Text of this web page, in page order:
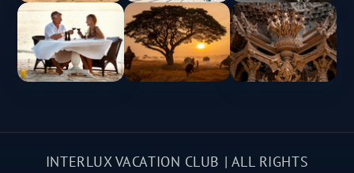
INTERLUX VACATION CLUB | ALL RIGHTS